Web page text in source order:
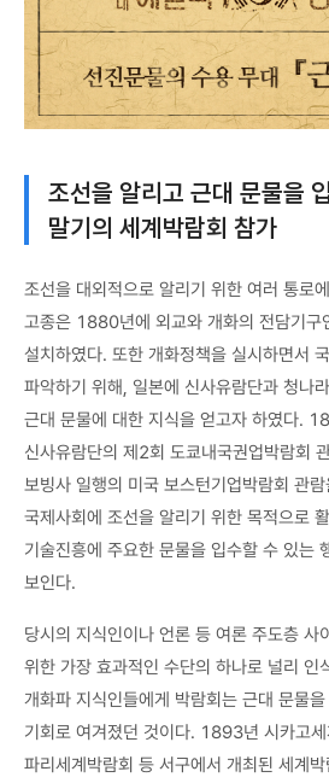
조선을 알리고 근대 문물을
말기의 세계박람회 참가
조선을 대외적으로 알리기 위한 여러 통로
고종은 1880년에 외교와 개화의 전담기구
설치하였다. 또한 개화정책을 실시하면서
파악하기 위해, 일본에 신사유람단과 청나
근대 문물에 대한 지식을 얻고자 하였다.
신사유람단의 제2회 도쿄내국권업박람회
보빙사 일행의 미국 보스턴기업박람회 관
국제사회에 조선을 알리기 위한 목적으로
기술진흥에 주요한 문물을 입수할 수 있는
보인다.
당시의 지식인이나 언론 등 여론 주도층 사
위한 가장 효과적인 수단의 하나로 널리 인
개화파 지식인들에게 박람회는 근대 문물
기회로 여겨졌던 것이다. 1893년 시카고
파리세계박람회 등 서구에서 개최된 세계